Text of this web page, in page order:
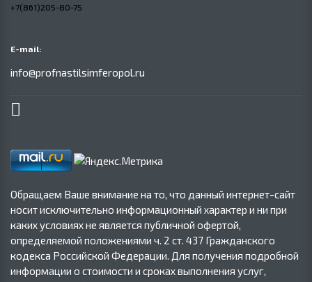
+7(861)205-80-75
E-mail:
info@profnastilsimferopol.ru
Обращаем Ваше внимание на то, что данный интернет-сайт
носит исключительно информационный характер и ни при
каких условиях не является публичной офертой,
определяемой положениями ч. 2 ст. 437 Гражданского
кодекса Российской Федерации. Для получения подробной
информации о стоимости и сроках выполнения услуг,